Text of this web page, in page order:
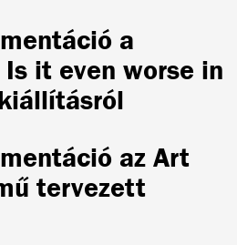
a
it even worse in
az Art
tervezett